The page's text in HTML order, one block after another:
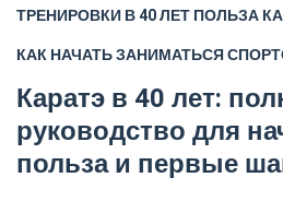
ТРЕНИРОВКИ В 40 ЛЕТПОЛЬЗА
КАК НАЧАТЬ ЗАНИМАТЬСЯ
Каратэ в 40 лет:
руководство для
польза и первые